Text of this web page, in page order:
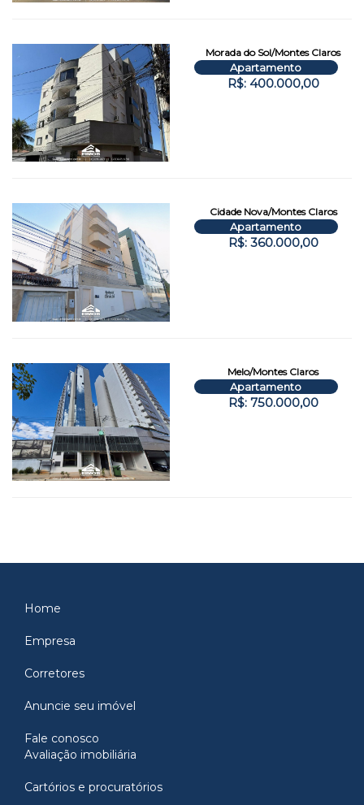
Morada do Sol/Montes Claros
Apartamento
R$: 400.000,00
Cidade Nova/Montes Claros
Apartamento
R$: 360.000,00
Melo/Montes Claros
Apartamento
R$: 750.000,00
Home
Empresa
Corretores
Anuncie seu imóvel
Fale conosco
Avaliação imobiliária
Cartórios e procuratórios